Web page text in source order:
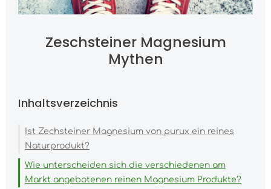
Zeschsteiner Magnesium
Mythen
Inhaltsverzeichnis
Ist Zechsteiner Magnesium von purux ein reines
Naturprodukt?
Wie unterscheiden sich die verschiedenen am
Markt angebotenen reinen Magnesium Produkte?